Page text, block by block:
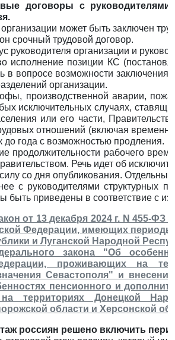
договоры с руководителями
может быть заключен
срочный трудовой договор.
руководителя организации и
исполнение позиции КС
в вопросе возможности
организации.
производственной аварии,
исключительных случаях,
или его части,
отношений (включая
до года с возможностью продления.
продолжительности рабочего
Речь идет об
со дня опубликования.
с руководителями структурных
быть приведены в соответствие с
от 13 декабря 2024 г. N 455-ФЗ
Федерации, имеющих
и Луганской Народной
закона "Об
проживающих на
Севастополя" и
пенсионного и
территориях Донецкой
области и Херсонской
россиян решено включить